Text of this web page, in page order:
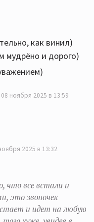
как винил)
мудрёно и дорого)
08 ноября 2025 в 13:59
2025 в 13:32
что все встали и
это звоночек
и идет на любую